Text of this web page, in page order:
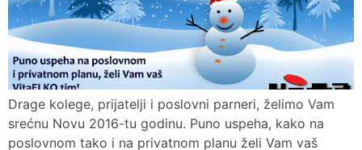
Drage kolege, prijatelji i poslovni parneri, želimo Vam
srećnu Novu 2016-tu godinu. Puno uspeha, kako na
poslovnom tako i na privatnom planu želi Vam vaš